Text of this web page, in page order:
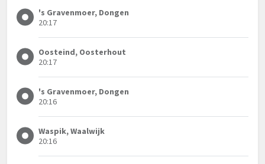
's Gravenmoer, Dongen
20:17
Oosteind, Oosterhout
20:17
's Gravenmoer, Dongen
20:16
Waspik, Waalwijk
20:16